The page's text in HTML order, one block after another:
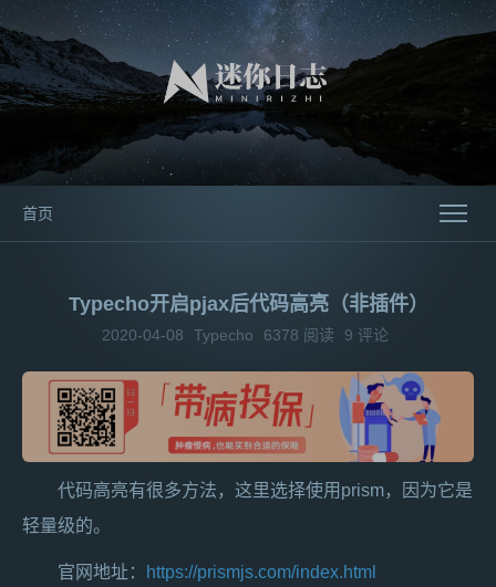
首页
Typecho开启pjax后代码高亮（非插件）
2020-04-08 Typecho 6378 阅读 9 评论
代码高亮有很多方法，这里选择使用prism，因为它是
轻量级的。
官网地址： https://prismjs.com/index.html